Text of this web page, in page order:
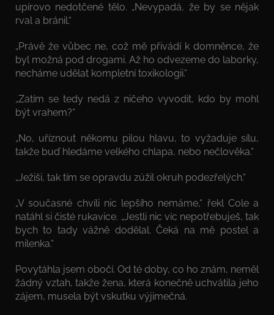
upírovo nedotčené tělo. „Nevypadá, že by se nějak
rval a bránil.“
„Právě že vůbec ne, což mě přivádí k domněnce, že
byl možná pod drogami. Až ho odvezeme do laborky,
necháme udělat kompletní toxikologii.“
„Zatím se tedy nedá z ničeho vyvodit, kdo by mohl
být vrahem?“
„No, uříznout někomu pilou hlavu, to vyžaduje sílu,
takže buď hledáme velkého chlapa, nebo nečlověka.“
„Ježiši, tak tím se opravdu zúžil okruh podezřelých.“
„V současné chvíli nic lepšího nemáme,“ řekl Cole a
natáhl si čisté rukavice. „Jestli nic víc nepotřebuješ, tak
bych to tady vážně dodělal. Čeká na mě postel a
milenka.“
Povytáhla jsem obočí. Od té doby, co ho znám, neměl
žádný vztah, takže žena, která konečně uchvátila jeho
zájem, musela být vskutku výjimečná.